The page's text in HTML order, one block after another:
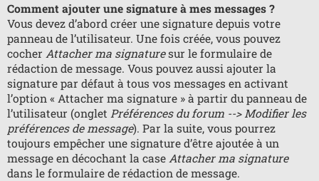
Comment ajouter une signature à mes messages ?
Vous devez d’abord créer une signature depuis votre
panneau de l’utilisateur. Une fois créée, vous pouvez
cocher Attacher ma signaturesur le formulaire de
rédaction de message. Vous pouvez aussi ajouter la
signature par défaut à tous vos messages en activant
l’option « Attacher ma signature » à partir du panneau de
l’utilisateur (onglet Préférences du forum --> Modifier les
préférences de message). Par la suite, vous pourrez
toujours empêcher une signature d’être ajoutée à un
message en décochant la case Attacher ma signature
dans le formulaire de rédaction de message.